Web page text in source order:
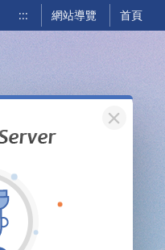
::: 網站導覽 首頁
關閉